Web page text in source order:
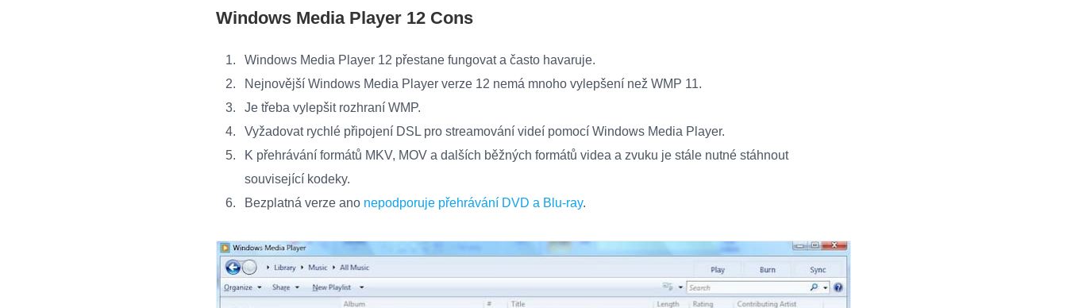
Windows Media Player 12 Cons
Windows Media Player 12 přestane fungovat a často havaruje.
Nejnovější Windows Media Player verze 12 nemá mnoho vylepšení než WMP 11.
Je třeba vylepšit rozhraní WMP.
Vyžadovat rychlé připojení DSL pro streamování videí pomocí Windows Media Player.
K přehrávání formátů MKV, MOV a dalších běžných formátů videa a zvuku je stále nutné stáhnout
související kodeky.
Bezplatná verze ano nepodporuje přehrávání DVD a Blu-ray.